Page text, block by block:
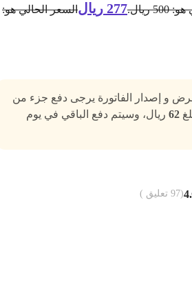
277 ريال السعر الحالي هو:
و إصدار الفاتورة يرجى دفع جزء من
ريال، وسيتم دفع الباقي في يوم
تعليق )